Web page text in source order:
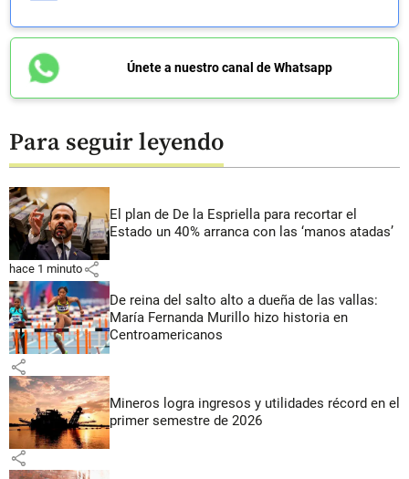
Únete a nuestro canal de Whatsapp
Para seguir leyendo
El plan de De la Espriella para recortar el
Estado un 40% arranca con las ‘manos atadas’
hace 1 minuto share
De reina del salto alto a dueña de las vallas:
María Fernanda Murillo hizo historia en
Centroamericanos
share
Mineros logra ingresos y utilidades récord en el
primer semestre de 2026
share